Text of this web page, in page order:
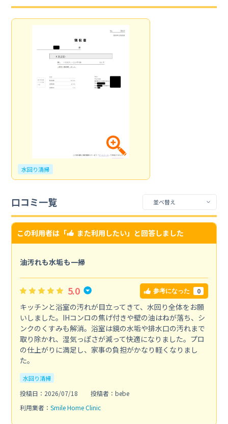
水回り清掃
口コミ一覧
この利用者は「 また利用したい」と回答しました
油汚れも水垢も一掃
5.0 参考になった 0
キッチンと浴室の汚れが目立ってきて、水回り全体をお願
いしました。IHコンロの焦げ付きや壁の油はねが落ち、シ
ンクのくすみも解消。浴室は鏡の水垢や排水口の汚れまで
取り除かれ、湿気っぽさが減って快適になりました。プロ
の仕上がりに満足し、家事の負担がかなり軽くなりまし
た。
水回り清掃
投稿日：2026/07/18
投稿者：bebe
利用業者： Smile Home Clinic